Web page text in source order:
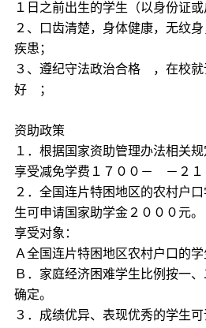
１日之前出生的学生（以身份证
２、口齿清楚，身体健康，无纹
疾患；
３、遵纪守法政治合格 ，在校就
好 ；
资助政策
１．根据国家资助管理办法相关
享受减免学费１７００－ －２１
２．全国连片特困地区的农村户
生可申请国家助学金２０００元。
享受对象：
Ａ全国连片特困地区农村户口的
Ｂ．家庭经济困难学生比例按一
确定。
３．成绩优异、表现优秀的学生